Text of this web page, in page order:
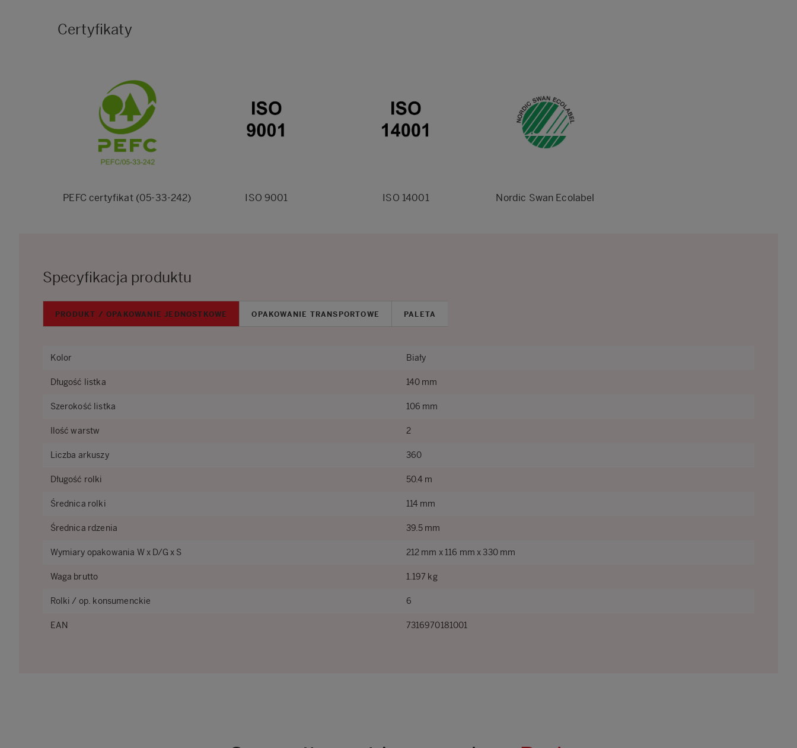
Certyfikaty
PEFC certyfikat (05-33-242) ISO 9001 ISO 14001 Nordic Swan Ecolabel
Specyfikacja produktu
PRODUKT / OPAKOWANIE JEDNOSTKOWE OPAKOWANIE TRANSPORTOWE PALETA
Kolor Biały
Długość listka 140 mm
Szerokość listka 106 mm
Ilość warstw 2
Liczba arkuszy 360
Długość rolki 50.4 m
Średnica rolki 114 mm
Średnica rdzenia 39.5 mm
Wymiary opakowania W x D/G x S 212 mm x 116 mm x 330 mm
Waga brutto 1.197 kg
Rolki / op. konsumenckie 6
EAN 7316970181001